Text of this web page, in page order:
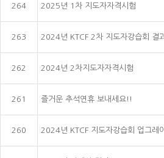
264 2025년 1차 지도자자격시험
263 2024년 KTCF 2차 지도자강습회 결
262 2024년 2차지도자자격시험
261 즐거운 추석연휴 보내세요!!
260 2024년 KTCF 지도자강습회 업그레